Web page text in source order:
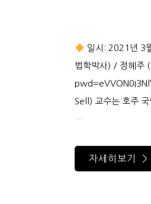
일시: 2021년 3
법학박사) / 정혜주
Sell) 교수는 호주
…
자세히보기 >